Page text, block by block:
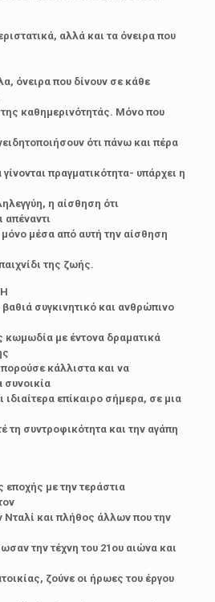
αλλά και τα όνειρα που
όνειρα που δίνουν σε κάθε
της καθημερινότητάς. Μόνο που
ότι πάνω και πέρα
πραγματικότητα- υπάρχει η
η αίσθηση ότι
μέσα από αυτή την αίσθηση
της ζωής.
συγκινητικό και ανθρώπινο
κωμωδία με έντονα δραματικά
κάλλιστα και να
συνοικία
ιδιαίτερα επίκαιρο σήμερα, σε μια
τη συντροφικότητα και την αγάπη
εποχής με την τεράστια
Νταλί και πλήθος άλλων που την
την τέχνη του 21ου αιώνα και
ζούνε οι ήρωες του έργου